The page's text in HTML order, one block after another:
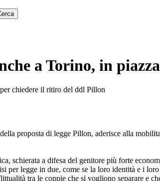
a Torino, in
chiedere il ritiro del ddl Pillon
proposta di legge Pillon, aderisce alla
schierata a difesa del genitore più forte
per legge in due, come se la loro identità e i
tra le coppie che si vogliono separare e